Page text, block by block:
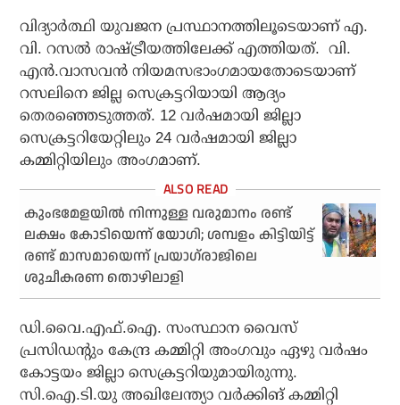
വിദ്യാർത്ഥി യുവജന പ്രസ്ഥാനത്തിലൂടെയാണ് എ.
വി. റസൽ രാഷ്ട്രീയത്തിലേക്ക് എത്തിയത്. വി.
എൻ.വാസവൻ നിയമസഭാംഗമായതോടെയാണ്
റസലിനെ ജില്ല സെക്രട്ടറിയായി ആദ്യം
തെരഞ്ഞെടുത്തത്. 12 വർഷമായി ജില്ലാ
സെക്രട്ടറിയേറ്റിലും 24 വർഷമായി ജില്ലാ
കമ്മിറ്റിയിലും അംഗമാണ്.
കുംഭമേളയിൽ നിന്നുള്ള വരുമാനം രണ്ട്
ലക്ഷം കോടിയെന്ന് യോഗി; ശമ്പളം കിട്ടിയിട്ട്
രണ്ട് മാസമായെന്ന് പ്രയാഗ്‌രാജിലെ
ശുചീകരണ തൊഴിലാളി
ഡി.വൈ.എഫ്.ഐ. സംസ്ഥാന വൈസ്
പ്രസിഡന്റും കേന്ദ്ര കമ്മിറ്റി അംഗവും ഏഴു വർഷം
കോട്ടയം ജില്ലാ സെക്രട്ടറിയുമായിരുന്നു.
സി.ഐ.ടി.യു അഖിലേന്ത്യാ വർക്കിങ് കമ്മിറ്റി